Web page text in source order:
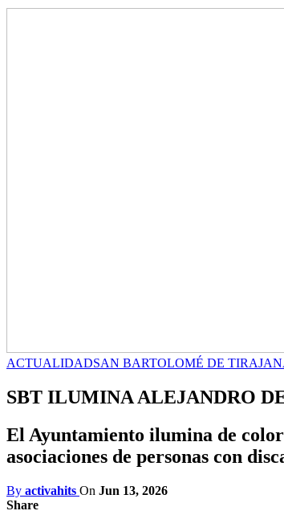
ACTUALIDADSAN BARTOLOMÉ DE
SBT ILUMINA ALEJANDRO
El Ayuntamiento ilumina de
asociaciones de personas con
By activahits On Jun 13, 2026
Share